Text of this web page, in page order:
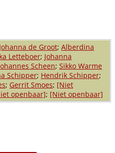
Johanna de Groot; Alberdina
Letteboer; Johanna
Scheen; Sikko Warme
Schipper; Hendrik Schipper;
; Gerrit Smoes; [Niet
openbaar]; [Niet openbaar]